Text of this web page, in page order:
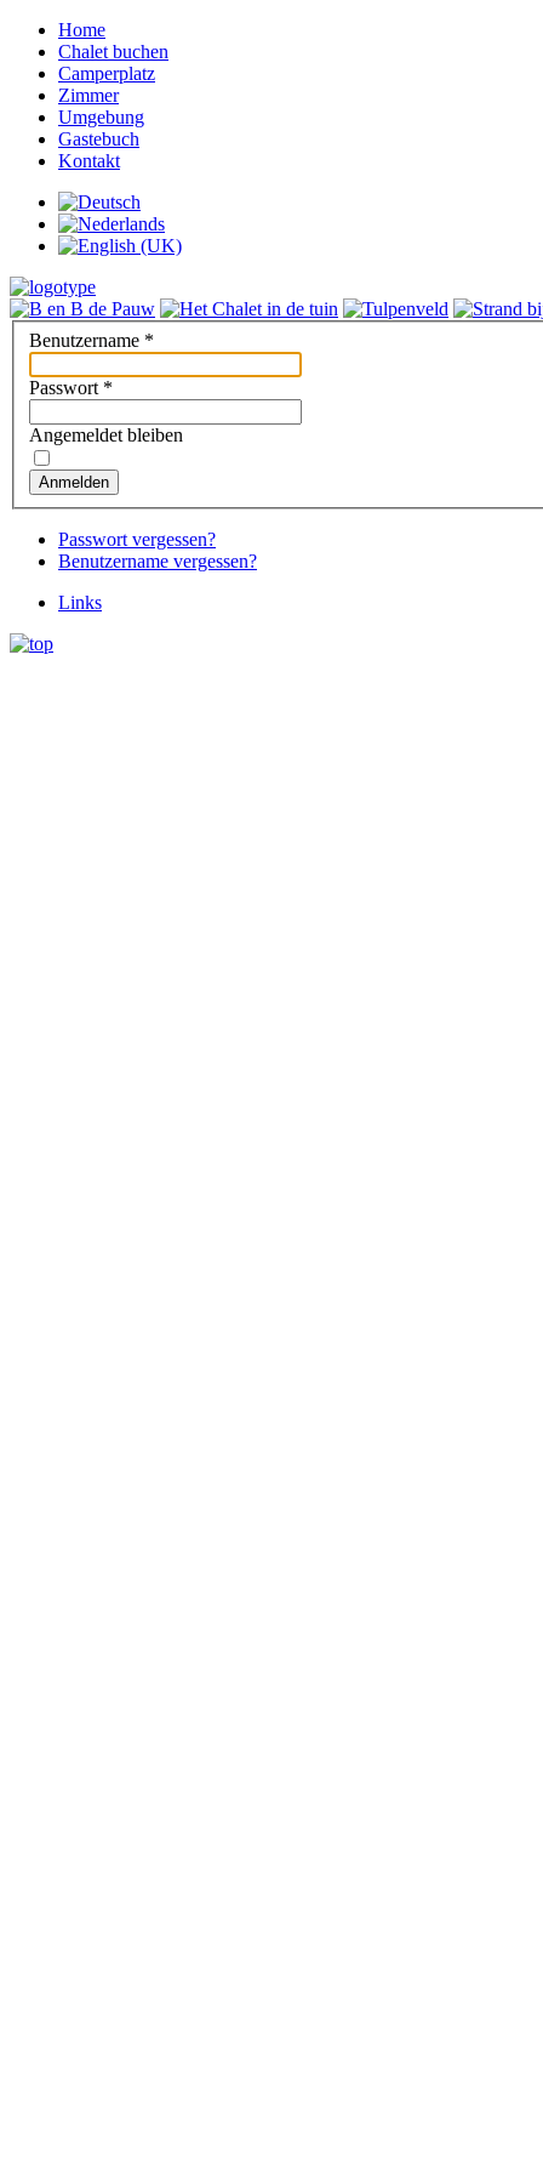
Home
Chalet buchen
Camperplatz
Zimmer
Umgebung
Gastebuch
Kontakt
Benutzername *
Passwort *
Angemeldet bleiben
Anmelden
Passwort vergessen?
Benutzername vergessen?
Links